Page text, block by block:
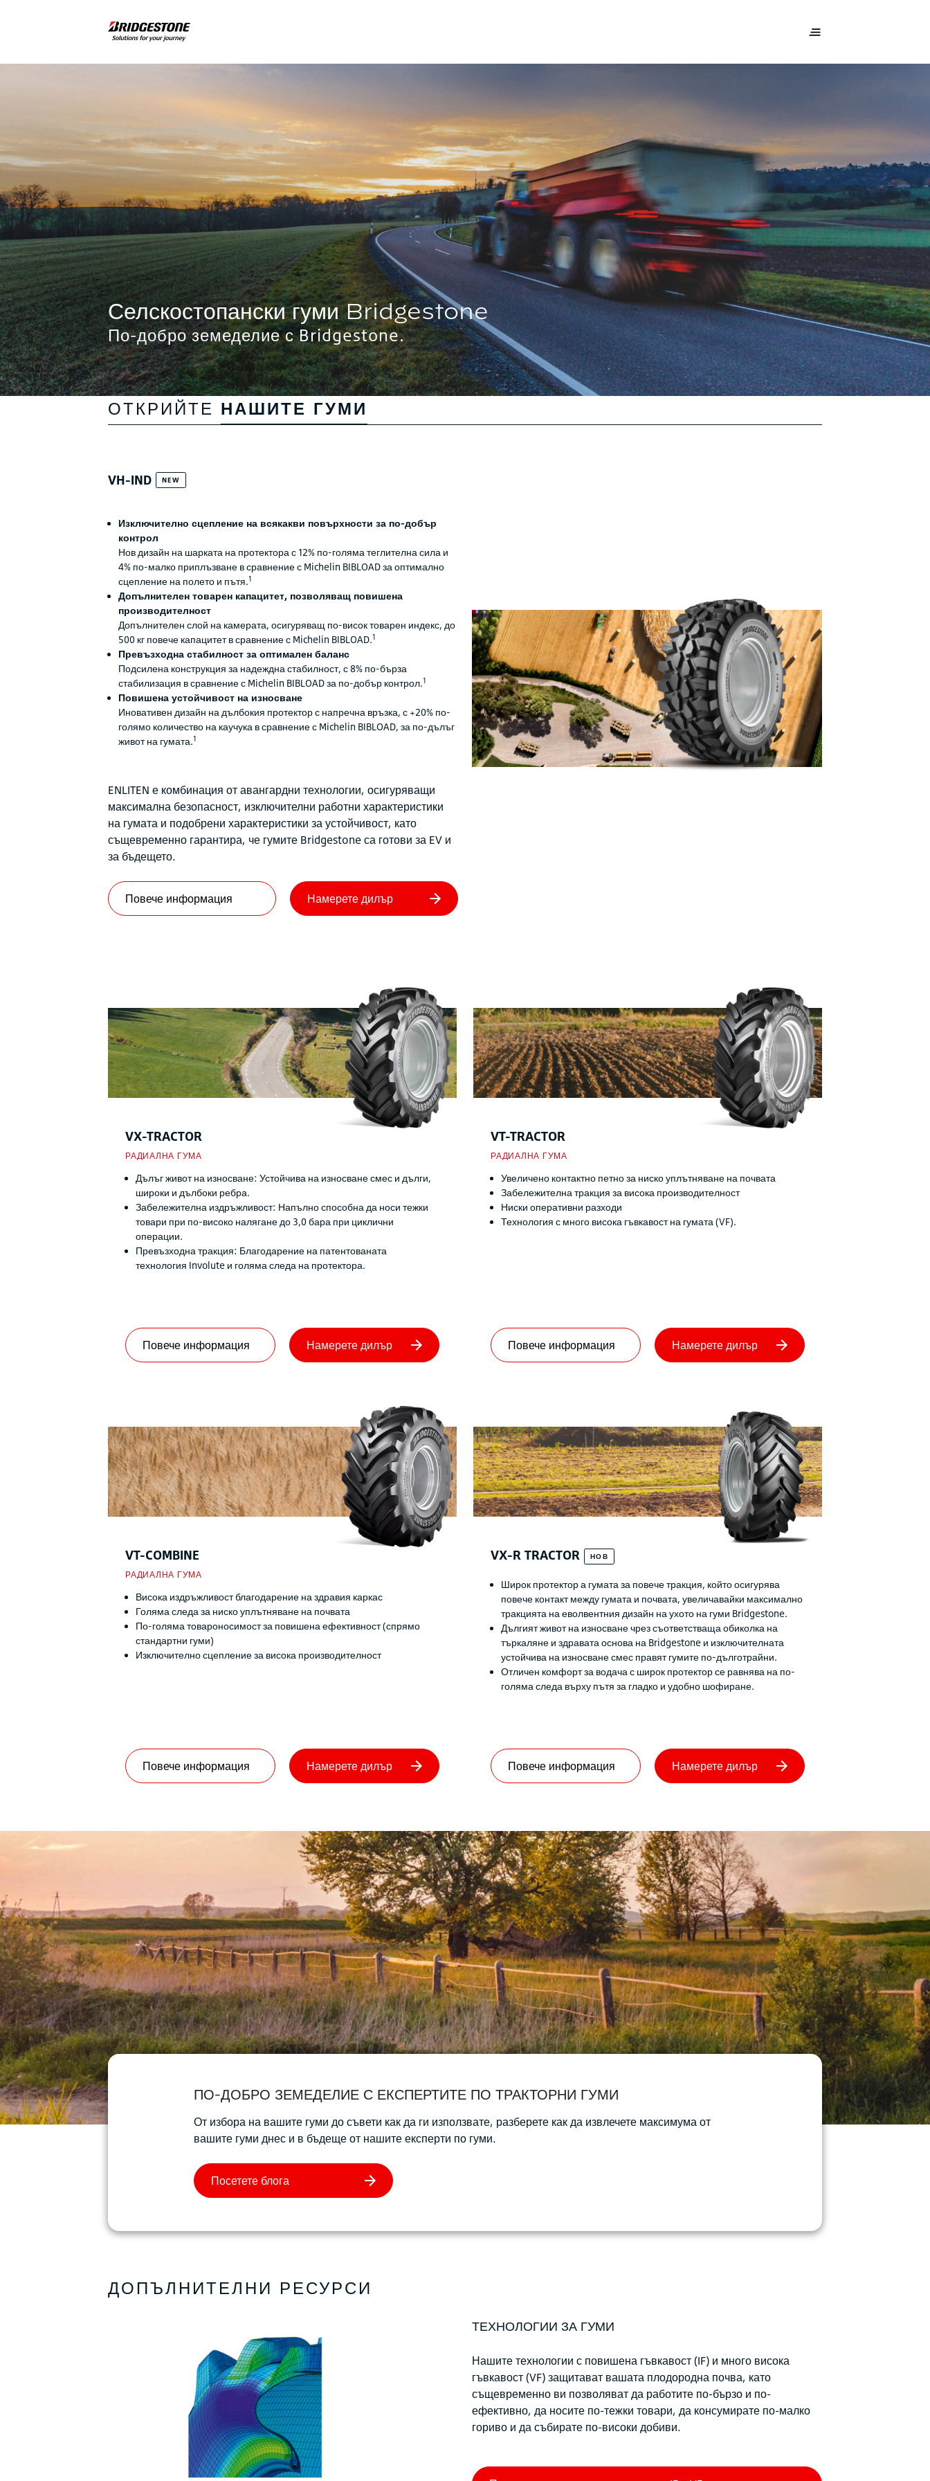
По-добро земеделие с Bridgestone.
ОТКРИЙТЕ НАШИТЕ ГУМИ
VH-IND NEW
Изключително сцепление на всякакви повърхности за по-добър
контрол
Нов дизайн на шарката на протектора с 12% по-голяма теглителна сила и
4% по-малко приплъзване в сравнение с Michelin BIBLOAD за оптимално
сцепление на полето и пътя.1
Допълнителен товарен капацитет, позволяващ повишена
производителност
Допълнителен слой на камерата, осигуряващ по-висок товарен индекс, до
500 кг повече капацитет в сравнение с Michelin BIBLOAD.1
Превъзходна стабилност за оптимален баланс
Подсилена конструкция за надеждна стабилност, с 8% по-бърза
стабилизация в сравнение с Michelin BIBLOAD за по-добър контрол.1
Повишена устойчивост на износване
Иновативен дизайн на дълбокия протектор с напречна връзка, с +20% по-
голямо количество на каучука в сравнение с Michelin BIBLOAD, за по-дълъг
живот на гумата.1
ENLITEN е комбинация от авангардни технологии, осигуряващи
максимална безопасност, изключителни работни характеристики
на гумата и подобрени характеристики за устойчивост, като
същевременно гарантира, че гумите Bridgestone са готови за EV и
за бъдещето.
VX-TRACTOR
РАДИАЛНА ГУМА
Дълъг живот на износване: Устойчива на износване смес и дълги,
широки и дълбоки ребра.
Забележителна издръжливост: Напълно способна да носи тежки
товари при по-високо налягане до 3,0 бара при циклични
операции.
Превъзходна тракция: Благодарение на патентованата
технология Involute и голяма следа на протектора.
VT-TRACTOR
РАДИАЛНА ГУМА
Увеличено контактно петно за ниско уплътняване на почвата
Забележителна тракция за висока производителност
Ниски оперативни разходи
Технология с много висока гъвкавост на гумата (VF).
VT-COMBINE
РАДИАЛНА ГУМА
Висока издръжливост благодарение на здравия каркас
Голяма следа за ниско уплътняване на почвата
По-голяма товароносимост за повишена ефективност (спрямо
стандартни гуми)
Изключително сцепление за висока производителност
VX-R TRACTOR НОВ
Широк протектор а гумата за повече тракция, който осигурява
повече контакт между гумата и почвата, увеличавайки максимално
тракцията на еволвентния дизайн на ухото на гуми Bridgestone.
Дългият живот на износване чрез съответстваща обиколка на
търкаляне и здравата основа на Bridgestone и изключителната
устойчива на износване смес правят гумите по-дълготрайни.
Отличен комфорт за водача с широк протектор се равнява на по-
голяма следа върху пътя за гладко и удобно шофиране.
От избора на вашите гуми до съвети как да ги използвате, разберете как да извлечете максимума от
вашите гуми днес и в бъдеще от нашите експерти по гуми.
ДОПЪЛНИТЕЛНИ РЕСУРСИ
ТЕХНОЛОГИИ ЗА ГУМИ
Нашите технологии с повишена гъвкавост (IF) и много висока
гъвкавост (VF) защитават вашата плодородна почва, като
същевременно ви позволяват да работите по-бързо и по-
ефективно, да носите по-тежки товари, да консумирате по-малко
гориво и да събирате по-високи добиви.